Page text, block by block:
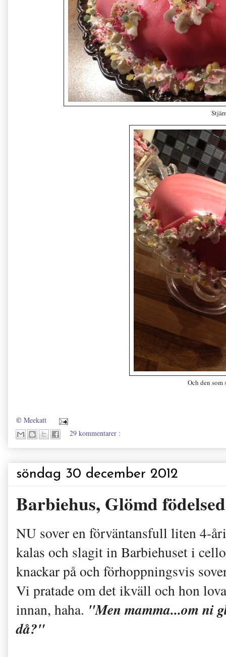
Och den som
© Meekatt
29 kommentarer :
söndag 30 december 2012
Barbiehus, Glömd
NU sover en förväntansfull liten 4-
kalas och slagit in Barbiehuset i
knackar på och förhoppningsvis
Vi pratade om det ikväll och hon
innan, haha. "Men mamma...om ni
då?"